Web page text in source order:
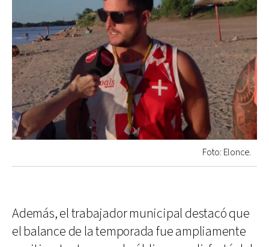
Foto: Elonce.
Además, el trabajador municipal destacó que
el balance de la temporada fue ampliamente